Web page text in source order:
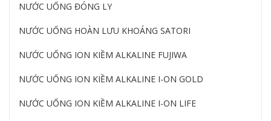
NƯỚC UỐNG ĐÓNG LY
NƯỚC UỐNG HOÀN LƯU KHOÁNG SATORI
NƯỚC UỐNG ION KIỀM ALKALINE FUJIWA
NƯỚC UỐNG ION KIỀM ALKALINE I-ON GOLD
NƯỚC UỐNG ION KIỀM ALKALINE I-ON LIFE